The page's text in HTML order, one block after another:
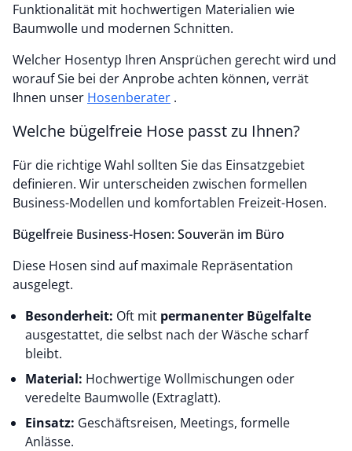
Funktionalität mit hochwertigen Materialien wie
Baumwolle und modernen Schnitten.
Welcher Hosentyp Ihren Ansprüchen gerecht wird und
worauf Sie bei der Anprobe achten können, verrät
Ihnen unser Hosenberater .
Welche bügelfreie Hose passt zu Ihnen?
Für die richtige Wahl sollten Sie das Einsatzgebiet
definieren. Wir unterscheiden zwischen formellen
Business-Modellen und komfortablen Freizeit-Hosen.
Bügelfreie Business-Hosen: Souverän im Büro
Diese Hosen sind auf maximale Repräsentation
ausgelegt.
Besonderheit: Oft mit permanenter Bügelfalte
ausgestattet, die selbst nach der Wäsche scharf
bleibt.
Material:
veredelte Baumwolle (Extraglatt).
Einsatz:
Anlässe.